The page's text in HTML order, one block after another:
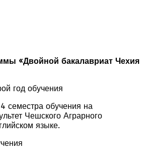
«Двойной бакалавриат Чехия
год обучения
семестра обучения на
Чешского Аграрного
языке.